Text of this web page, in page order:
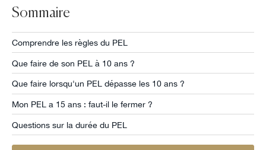
Sommaire
Comprendre les règles du PEL
Que faire de son PEL à 10 ans ?
Que faire lorsqu'un PEL dépasse les 10 ans ?
Mon PEL a 15 ans : faut-il le fermer ?
Questions sur la durée du PEL